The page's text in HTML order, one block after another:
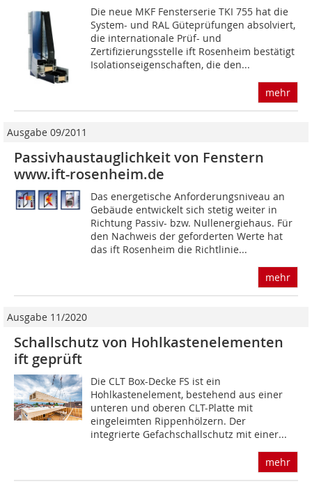
Die neue MKF Fensterserie TKI 755 hat die
System- und RAL Güteprüfungen absolviert,
die internationale Prüf- und
Zertifizierungsstelle ift Rosenheim bestätigt
Isolationseigenschaften, die den...
mehr
Ausgabe 09/2011
Passivhaustauglichkeit von Fenstern
www.ift-rosenheim.de
Das energetische Anforderungsniveau an
Gebäude entwickelt sich stetig weiter in
Richtung Passiv- bzw. Nullenergiehaus. Für
den Nachweis der geforderten Werte hat
das ift Rosenheim die Richtlinie...
mehr
Ausgabe 11/2020
Schallschutz von Hohlkastenelementen
ift geprüft
Die CLT Box-Decke FS ist ein
Hohlkastenelement, bestehend aus einer
unteren und oberen CLT-Platte mit
eingeleimten ­Rippenhölzern. Der
integrierte Gefachschallschutz mit einer...
mehr